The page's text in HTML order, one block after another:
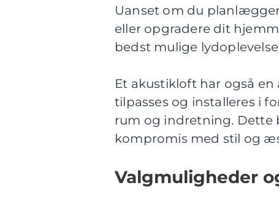
Uanset om du
eller opgradere dit
bedst mulige
Et akustikloft har også
tilpasses og installeres i
rum og indretning. Dette
kompromis med stil og
Valgmuligheder